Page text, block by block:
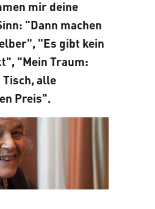
mir deine
"Dann machen
"Es gibt kein
"Mein Traum:
alle
Preis".